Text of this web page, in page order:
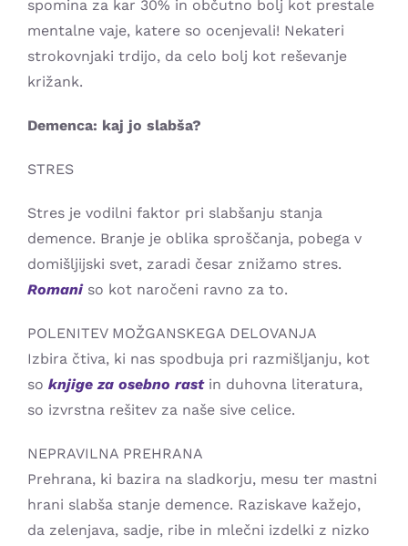
spomina za kar 30% in občutno bolj kot prestale
mentalne vaje, katere so ocenjevali! Nekateri
strokovnjaki trdijo, da celo bolj kot reševanje
križank.
Demenca: kaj jo slabša?
STRES
Stres je vodilni faktor pri slabšanju stanja
demence. Branje je oblika sproščanja, pobega v
domišljijski svet, zaradi česar znižamo stres.
Romani so kot naročeni ravno za to.
POLENITEV MOŽGANSKEGA DELOVANJA
Izbira čtiva, ki nas spodbuja pri razmišljanju, kot
so knjige za osebno rast in duhovna literatura,
so izvrstna rešitev za naše sive celice.
NEPRAVILNA PREHRANA
Prehrana, ki bazira na sladkorju, mesu ter mastni
hrani slabša stanje demence. Raziskave kažejo,
da zelenjava, sadje, ribe in mlečni izdelki z nizko